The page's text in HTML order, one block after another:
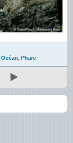
Océan, Phare